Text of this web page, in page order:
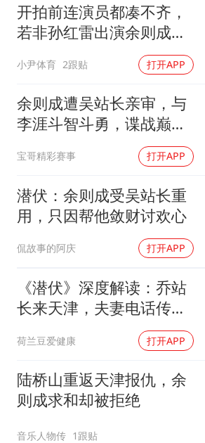
胡彦斌韩磊 谁
胡彦斌获《歌
38岁演员求
夯实基础开新
开拍前连演员都凑不齐，
若非孙红雷出演余则成，
小尹体育 2跟贴 打开APP
余则成遭吴站长亲审，与
李涯斗智斗勇，谍战巅峰
宝哥精彩赛事 打开APP
潜伏：余则成受吴站长重
用，只因帮他敛财讨欢心
侃故事的阿庆 打开APP
《潜伏》深度解读：乔站
长来天津，夫妻电话传情
荷兰豆爱健康 打开APP
陆桥山重返天津报仇，余
则成求和却被拒绝
音乐人物传 1跟贴